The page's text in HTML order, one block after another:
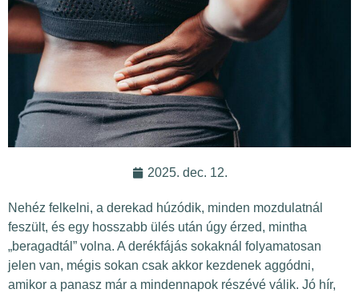
2025. dec. 12.
Nehéz felkelni, a derekad húzódik, minden mozdulatnál
feszült, és egy hosszabb ülés után úgy érzed, mintha
„beragadtál” volna. A derékfájás sokaknál folyamatosan
jelen van, mégis sokan csak akkor kezdenek aggódni,
amikor a panasz már a mindennapok részévé válik. Jó hír,